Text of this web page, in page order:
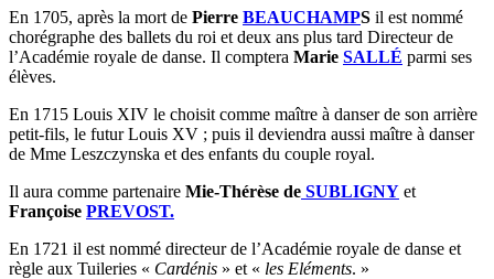
En 1705, après la mort de Pierre BEAUCHAMPS il est nommé
chorégraphe des ballets du roi et deux ans plus tard Directeur de
l’Académie royale de danse. Il comptera Marie SALLÉ parmi ses
élèves.
En 1715 Louis XIV le choisit comme maître à danser de son arrière
petit-fils, le futur Louis XV ; puis il deviendra aussi maître à danser
de Mme Leszczynska et des enfants du couple royal.
Il aura comme partenaire Mie-Thérèse de SUBLIGNY et
Françoise PREVOST.
En 1721 il est nommé directeur de l’Académie royale de danse et
règle aux Tuileries « Cardénis » et « les Eléments. »